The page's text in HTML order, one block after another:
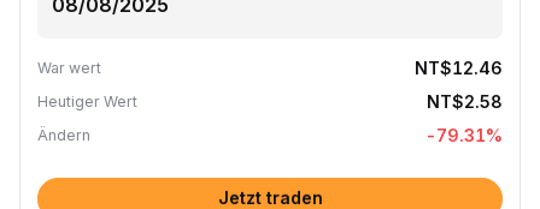
War wert NT$12.46
Heutiger Wert NT$2.58
Ändern -79.31%
Jetzt traden